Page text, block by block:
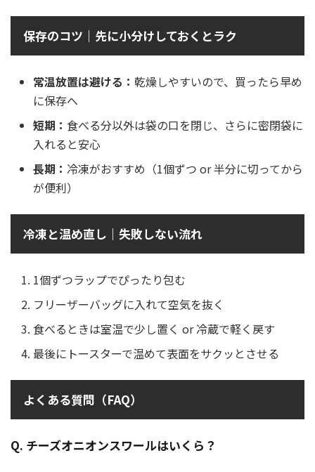
保存のコツ｜先に小分けしておくとラク
常温放置は避ける： 乾燥しやすいので、買ったら早め
に保存へ
短期： 食べる分以外は袋の口を閉じ、さらに密閉袋に
入れると安心
長期： 冷凍がおすすめ（1個ずつ or 半分に切ってから
が便利）
冷凍と温め直し｜失敗しない流れ
1個ずつラップでぴったり包む
フリーザーバッグに入れて空気を抜く
食べるときは室温で少し置く or 冷蔵で軽く戻す
最後にトースターで温めて表面をサクッとさせる
よくある質問（FAQ）
Q. チーズオニオンスワールはいくら？